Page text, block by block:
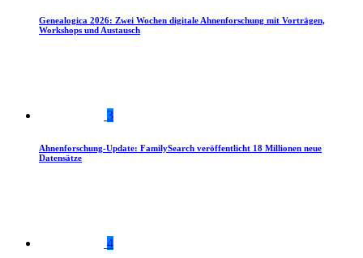
Genealogica 2026: Zwei Wochen digitale Ahnenforschung mit Vorträgen,
Workshops und Austausch
3
Ahnenforschung-Update: FamilySearch veröffentlicht 18 Millionen neue
Datensätze
4